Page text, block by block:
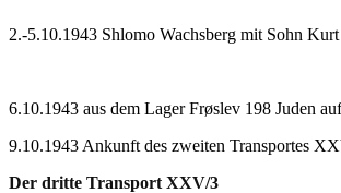
2.-5.10.1943 Shlomo Wachsberg mit Sohn
6.10.1943 aus dem Lager Frøslev 198 Juden
9.10.1943 Ankunft des zweiten Transportes
Der dritte Transport XXV/3